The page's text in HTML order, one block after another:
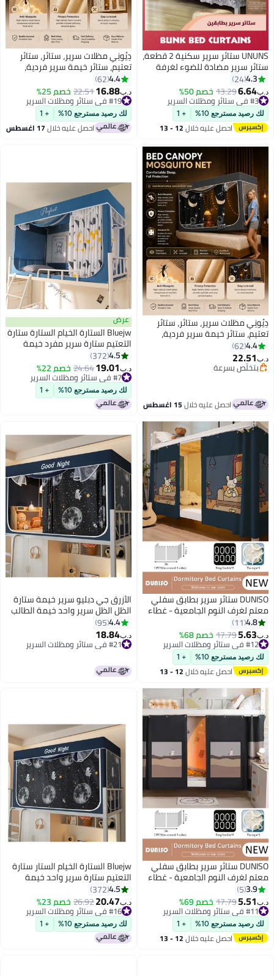
UNUNS ستائر سرير سكنية 2 قطعة،
سرير مضادة للضوء لغرفة
غطاء خصوصية قبة خلفية
صور نجوم ستارة سرير معتمة، 115
× 2
24
6.64
13.29خصم 50%
السرير
السرير مسترجع 10% + 1
احصل عليه خلال 12 - 13
دِيُونِي مظلات سرير، ستائر، ستائر
تعتيم، ستائر خيمة سرير فردية،
قماش تظليل للطلاب، مظلة سرير،
ناموسية، نوم الطلاب، حماية
الخصوصية
4.4
62
16.88
22.51خصم 25% #19 في ستائر ومظلات السرير
أقل سعر في 7 يوم
#19 في ستائر ومظلات السرير
لك رصيد مسترجع 10% + 1
احصل عليه خلال17 اغسطس
مظلات سرير، ستائر، ستائر
ستائر خيمة سرير فردية،
تظليل للطلاب، مظلة سرير،
نوم الطلاب، حماية
62
22.51
بسرعة
بسرعة
احصل عليه خلال15 اغسطس
عرض
Bluejw الستارة الخيام الستارة ستارة
التعتيم ستارة سرير مفرد خيمة
ستارة قماش تظليل الطالب مظلة
السرير ناموسية نوم الطالب حماية
الخصوصية
4.5
372
19.01
24.64خصم 22% #7 في ستائر ومظلات السرير
أقل سعر في 7 يوم
#7 في ستائر ومظلات السرير
لك رصيد مسترجع 10% + 1
DUNISO ستائر سرير بطابق سفلي
لغرف النوم الجامعية - غطاء
للغرفة - ديكور خلفية
- ستائر معتمة 2 لوح
11
5.63
17.79خصم 68%
ومظلات السرير
ومظلات السرير مسترجع 10% + 1
احصل عليه خلال 12 - 13
الأزرق جي دبليو سرير خيمة ستارة
الظل الظل سرير واحد خيمة الطالب
مظلة القماش المطر نزل البعوض
صافي النوم الخصوصية حماية حزام
الإطار غرفة نوم الطفل الأسود نمط
الفضاء
4.4
95
18.84
#21 في ستائر ومظلات السرير
#21 في ستائر ومظلات السرير
DUNISO ستائر سرير بطابق سفلي
لغرف النوم الجامعية - غطاء
للغرفة - ديكور خلفية
- ستائر معتمة 2 لوح
5
5.51
17.79خصم 69% ومظلات السرير
سعر في السنة
ومظلات السرير مسترجع 10% + 1
احصل عليه خلال 12 - 13
Bluejw الستارة الخيام الستار ستارة
التعتيم ستارة سرير واحد خيمة
الستار طالب التظليل القماش السرير
المظلة ناموسية الطالب النوم
حماية الخصوصية
4.5
372
20.47
26.92خصم 23% #16 في ستائر ومظلات السرير
أقل سعر في 30 يوم
#16 في ستائر ومظلات السرير
لك رصيد مسترجع 10% + 1